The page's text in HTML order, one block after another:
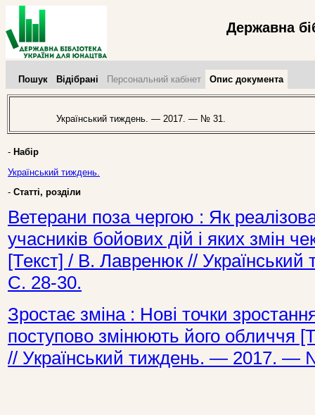
Державна
Пошук Відібрані Персональний кабінет Опис документа
Український тиждень. — 2017. — № 31.
- Набір
Український тиждень.
- Статті, розділи
Ветерани поза чергою : Як
учасників бойових дій і яких змін
[Текст] / В. Лавренюк //
С. 28-30.
Зростає зміна : Нові точки
поступово змінюють його обличчя
// Український тиждень. — 2017.